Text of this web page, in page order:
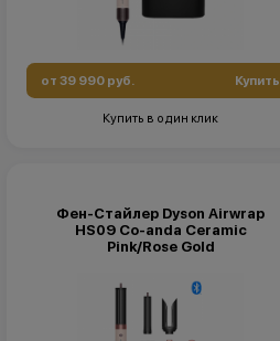
от 39 990 руб. Купить
Купить в один клик
Фен-Стайлер Dyson Airwrap
HS09 Co-anda Ceramic
Pink/Rose Gold